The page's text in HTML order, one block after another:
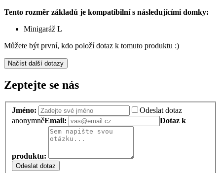
Tento rozměr základů je kompatibilní s následujícími domky:
Minigaráž L
Můžete být první, kdo položí dotaz k tomuto produktu :)
Načíst další dotazy
Zeptejte se nás
Jméno:
Odeslat dotaz
anonymněEmail: Dotaz k
produktu:
Odeslat dotaz